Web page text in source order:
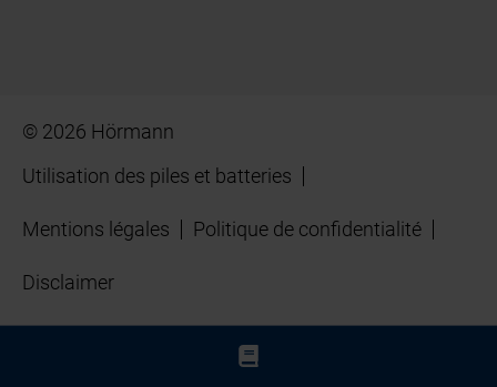
© 2026 Hörmann
Utilisation des piles et batteries
Mentions légales Politique de confidentialité
Disclaimer